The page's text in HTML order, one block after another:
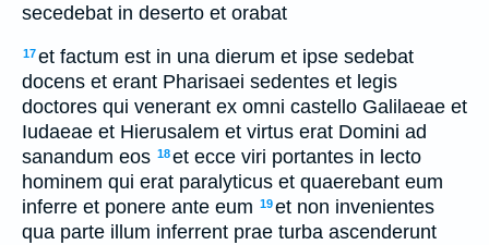
secedebat in deserto et orabat
17et factum est in una dierum et ipse sedebat
docens et erant Pharisaei sedentes et legis
doctores qui venerant ex omni castello Galilaeae et
Iudaeae et Hierusalem et virtus erat Domini ad
sanandum eos 18et ecce viri portantes in lecto
hominem qui erat paralyticus et quaerebant eum
inferre et ponere ante eum 19et non invenientes
qua parte illum inferrent prae turba ascenderunt